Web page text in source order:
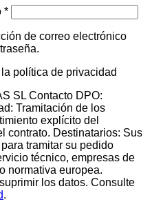
*Obligatorio
de correo electrónico
política de privacidad
SL Contacto DPO:
Tramitación de los
explícito del
contrato. Destinatarios: Sus
tramitar su pedido
técnico, empresas de
normativa europea.
los datos. Consulte
.